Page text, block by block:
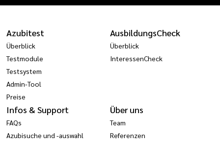
Azubitest
Überblick
Testmodule
Testsystem
Admin-Tool
Preise
AusbildungsCheck
Überblick
InteressenCheck
Infos & Support
FAQs
Azubisuche und -auswahl
Über uns
Team
Referenzen